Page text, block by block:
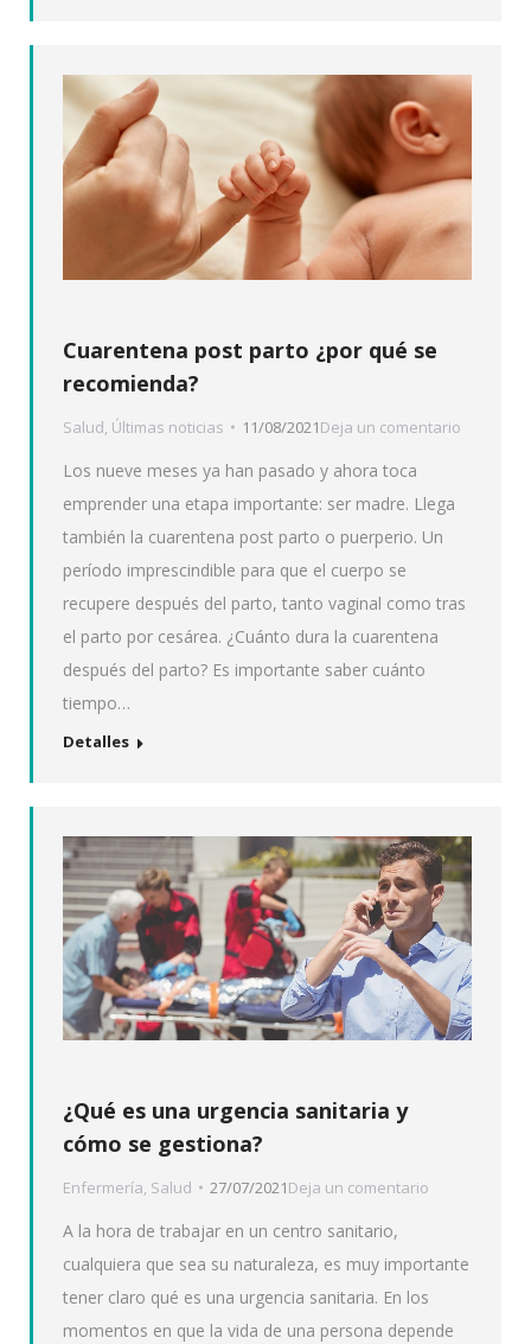
Cuarentena post parto ¿por qué se
recomienda?
Salud, Últimas noticias 11/08/2021Deja un comentario
Los nueve meses ya han pasado y ahora toca
emprender una etapa importante: ser madre. Llega
también la cuarentena post parto o puerperio. Un
período imprescindible para que el cuerpo se
recupere después del parto, tanto vaginal como tras
el parto por cesárea. ¿Cuánto dura la cuarentena
después del parto? Es importante saber cuánto
tiempo…
Detalles
¿Qué es una urgencia sanitaria y
cómo se gestiona?
Enfermería, Salud 27/07/2021Deja un comentario
A la hora de trabajar en un centro sanitario,
cualquiera que sea su naturaleza, es muy importante
tener claro qué es una urgencia sanitaria. En los
momentos en que la vida de una persona depende